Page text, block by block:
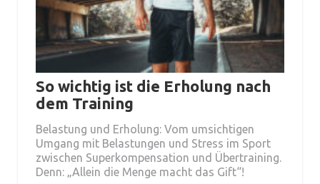
So wichtig ist die Erholung nach
dem Training
Belastung und Erholung: Vom umsichtigen
Umgang mit Belastungen und Stress im Sport
zwischen Superkompensation und Übertraining.
Denn: „Allein die Menge macht das Gift“!